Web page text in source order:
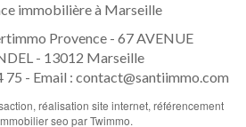
immobilière à Marseille
Provence - 67 AVENUE
- 13012 Marseille
75 - Email : contact@santiimmo.com
réalisation site internet, référencement
seo par Twimmo.